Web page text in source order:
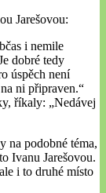
Jarešovou:
i nemile
dobré tedy
úspěch není
ni připraven.“
říkaly: „Nedávej
na podobné téma,
Ivanu Jarešovou.
i to druhé místo